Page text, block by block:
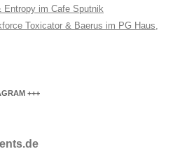
Entropy im Cafe Sputnik
Toxicator & Baerus im PG Haus,
+++